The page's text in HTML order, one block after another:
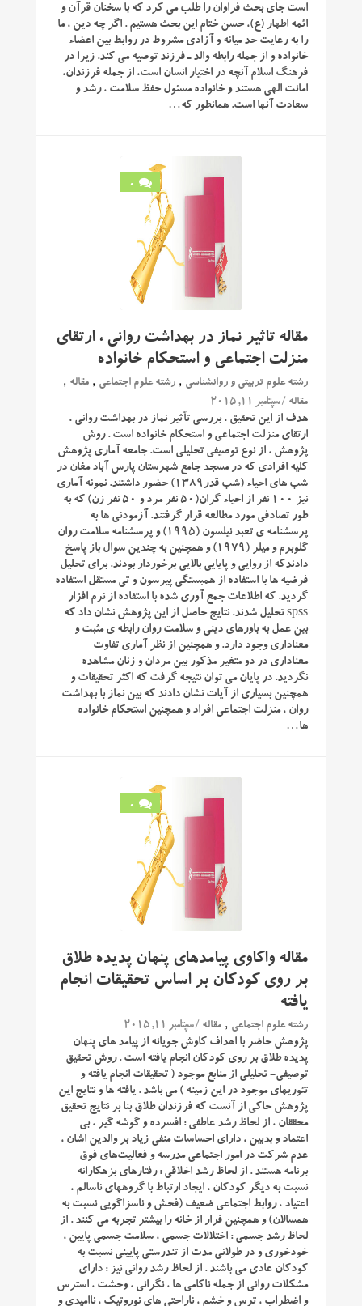
است جای بحث فراوان را طلب می کرد که با سخنان قرآن و
ائمه اطهار (ع)، حسن ختام این بحث هستیم . اگر چه دین ، ما
را به رعایت حد میانه و آزادی مشروط در روابط بین اعضاء
خانواده و از جمله رابطه والد ـ فرزند توصیه می کند. زیرا در
فرهنگ اسلام آنچه در اختیار انسان است، از جمله فرزندان،
امانت الهی هستند و خانواده مسئول حفظ سلامت ، رشد و
سعادت آنها است. همانطور که…
0
مقاله تاثیر نماز در بهداشت روانی ، ارتقای
منزلت اجتماعی و استحکام خانواده
رشته علوم تربیتی و روانشناسی ,رشته علوم اجتماعی ,مقاله ,
مقاله / سپتامبر 11, 2015
هدف از این تحقیق ، بررسی تأثیر نماز در بهداشت روانی ،
ارتقای منزلت اجتماعی و استحکام خانواده است . روش
پژوهش ، از نوع توصیفی تحلیلی است. جامعه آماری پژوهش
کلیه افرادی که در مسجد جامع شهرستان پارس آباد مغان در
شب های احیاء (شب قدر۱۳۸۹) حضور داشتند. نمونه آماری
نیز ۱۰۰ نفر از احیاء گران(۵۰ نفر مرد و ۵۰ نفر زن) که به
طور تصادفی مورد مطالعه قرار گرفتند. آزمودنی ها به
پرسشنامه ی تعبد نیلسون (۱۹۹۵) و پرسشنامه سلامت روان
گلوبرم و میلر (۱۹۷۹) و همچنین به چندین سوال باز پاسخ
دادندکه از روایی و پایایی بالایی برخوردار بودند. برای تحلیل
فرضیه ها با استفاده از همبستگی پیرسون و تی مستقل استفاده
گردید. که اطلاعات جمع آوری شده با استفاده از نرم افزار
spss تحلیل شدند. نتایج حاصل از این پژوهش نشان داد که
بین عمل به باورهای دینی و سلامت روان رابطه ی مثبت و
معناداری وجود دارد. و همچنین از نظر آماری تفاوت
معناداری در دو متغیر مذکور بین مردان و زنان مشاهده
نگردید. در پایان می توان نتیجه گرفت که اکثر تحقیقات و
همچنین بسیاری از آیات نشان دادند که بین نماز با بهداشت
روان ، منزلت اجتماعی افراد و همچنین استحکام خانواده
ها…
0
مقاله واکاوی پیامدهای پنهان پدیده طلاق
بر روی کودکان بر اساس تحقیقات انجام
یافته
رشته علوم اجتماعی ,مقاله / سپتامبر 11, 2015
پژوهش حاضر با اهداف کاوش جویانه از پیامد های پنهان
پدیده طلاق بر روی کودکان انجام یافته است . روش تحقیق
توصیفی- تحلیلی از منابع موجود ( تحقیقات انجام یافته و
تئوریهای موجود در این زمینه ) می باشد . یافته ها و نتایج این
پژوهش حاکی از آنست که فرزندان طلاق بنا بر نتایج تحقیق
محققان ، از لحاظ رشد عاطفی : افسرده و گوشه گیر ، بی
اعتماد و بدبین ، دارای احساسات منفی زیاد بر والدین اشان ،
عدم شرکت در امور اجتماعی مدرسه و فعالیت‌های فوق
برنامه هستند . از لحاظ رشد اخلاقی : رفتارهای بزهکارانه
نسبت به دیگر کودکان ، ایجاد ارتباط با گروههای ناسالم ،
اعتیاد ، روابط اجتماعی ضعیف (فحش و ناسزاگویی نسبت به
همسالان) و همچنین فرار از خانه را بیشتر تجربه می کنند . از
لحاظ رشد جسمی : اختلالات جسمی ، سلامت جسمی پایین ،
خودخوری و در طولانی مدت از تندرستی پایینی نسبت به
کودکان عادی می باشند . از لحاظ رشد روانی نیز : دارای
مشکلات روانی از جمله ناکامی ها ، نگرانی ، وحشت ، استرس
و اضطراب ، ترس و خشم ، ناراحتی های نوروتیک ، ناامیدی و